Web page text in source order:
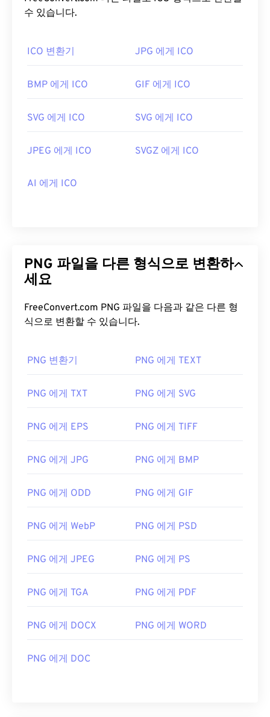
PNG 파일을 어떻게 여나요?
어에서 열립니다. PNG 파일은 모든 웹 브라우저에서
있는 경우PNG-JPG PNG-WebP또는PNG-BMP
PNG 파일을 열고 편집하는 데 유용합니다. PNG 파일
에 추가할 때는 주의해야 합니다. PNG 파일의 흥미로
최초 출시:1996년 10월 1일
PNG에 대한 LifeWire 기사
관련 PNG 도구:
세요
공간을 제공합니다.
ICO 파일을 어떻게 여나요?
편집하고, 생성하세요.
CorelDRAW는ICO 파일을 열
다. ICO 파일을 변환하려면 온라인ICO Converter를
사용해 보세요. 특정 이미지를 아이콘으로 사용하거
식으로 저장하기 위해 ICO 파일을 다른 파일 형식으
Microsoft Paint,Apple Preview,IrfanView등이 있
습니다.
개발자: Microsoft
유용한 링크:
2009 사이의 운영체계 인터페이스 디자인/
수 있습니다.
ICO 변환기 JPG 에게 ICO
BMP 에게 ICO GIF 에게 ICO
SVG 에게 ICO SVG 에게 ICO
JPEG 에게 ICO SVGZ 에게 ICO
AI 에게 ICO
PNG 파일을 다른 형식으로 변환하
세요
FreeConvert.com PNG 파일을 다음과 같은 다른 형
식으로 변환할 수 있습니다.
PNG 변환기 PNG 에게 TEXT
PNG 에게 TXT PNG 에게 SVG
PNG 에게 EPS PNG 에게 TIFF
PNG 에게 JPG PNG 에게 BMP
PNG 에게 ODD PNG 에게 GIF
PNG 에게 WebP PNG 에게 PSD
PNG 에게 JPEG PNG 에게 PS
PNG 에게 TGA PNG 에게 PDF
PNG 에게 DOCX PNG 에게 WORD
PNG 에게 DOC